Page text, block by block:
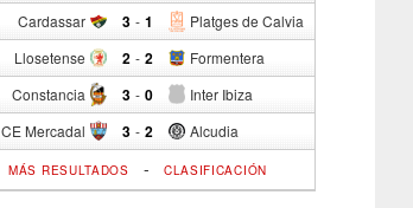
Cardassar 3 - Platges de Calvia
1
Llosetense 2 - Formentera
2
Constancia 3 - Inter Ibiza
0
CE Mercadal 3 - Alcudia
2
MÁS RESULTADOS - CLASIFICACIÓN